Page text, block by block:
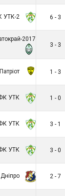
УТК-2 6 - 3
2017
3 - 3
Патріот 1 - 3
УТК 1 - 0
УТК 3 - 1
УТК 3 - 0
2 - 7